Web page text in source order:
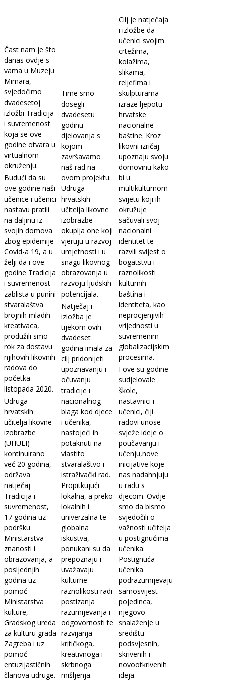
Čast nam je što
danas ovdje s
vama u Muzeju
Mimara,
svjedočimo
dvadesetoj
izložbi Tradicija
i suvremenost
koja se ove
godine otvara u
virtualnom
okruženju.
Budući da su
ove godine naši
učenice i učenici
nastavu pratili
na daljinu iz
svojih domova
zbog epidemije
Covid-a 19, a u
želji da i ove
godine Tradicija
i suvremenost
zablista u punini
stvaralaštva
brojnih mladih
kreativaca,
produžili smo
rok za dostavu
njihovih likovnih
radova do
početka
listopada 2020.
Udruga
hrvatskih
učitelja likovne
izobrazbe
(UHULI)
kontinuirano
već 20 godina,
održava
natječaj
Tradicija i
suvremenost,
17 godina uz
podršku
Ministarstva
znanosti i
obrazovanja, a
posljednjih
godina uz
pomoć
Ministarstva
kulture,
Gradskog ureda
za kulturu grada
Zagreba i uz
pomoć
entuzijastičnih
članova udruge.
Time smo
dosegli
dvadesetu
godinu
djelovanja s
kojom
završavamo
naš rad na
ovom projektu.
Udruga
hrvatskih
učitelja likovne
izobrazbe
okuplja one koji
vjeruju u razvoj
umjetnosti i u
snagu likovnog
obrazovanja u
razvoju ljudskih
potencijala.
Natječaj i
izložba je
tijekom ovih
dvadeset
godina imala za
cilj pridonijeti
upoznavanju i
očuvanju
tradicije i
nacionalnog
blaga kod djece
i učenika,
nastojeći ih
potaknuti na
vlastito
stvaralaštvo i
istraživački rad.
Propitkujući
lokalna, a preko
lokalnih i
univerzalna te
globalna
iskustva,
ponukani su da
prepoznaju i
uvažavaju
kulturne
raznolikosti radi
postizanja
razumijevanja i
odgovornosti te
razvijanja
kritičkoga,
kreativnoga i
skrbnoga
mišljenja.
Cilj je natječaja
i izložbe da
učenici svojim
crtežima,
kolažima,
slikama,
reljefima i
skulpturama
izraze ljepotu
hrvatske
nacionalne
baštine. Kroz
likovni izričaj
upoznaju svoju
domovinu kako
bi u
multikulturnom
svijetu koji ih
okružuje
sačuvali svoj
nacionalni
identitet te
razvili svijest o
bogatstvu i
raznolikosti
kulturnih
baština i
identiteta, kao
neprocjenjivih
vrijednosti u
suvremenim
globalizacijskim
procesima.
I ove su godine
sudjelovale
škole,
nastavnici i
učenici, čiji
radovi unose
svježe ideje o
poučavanju i
učenju,nove
inicijative koje
nas nadahnjuju
u radu s
djecom. Ovdje
smo da bismo
svjedočili o
važnosti učitelja
u postignućima
učenika.
Postignuća
učenika
podrazumijevaju
samosvijest
pojedinca,
njegovo
snalaženje u
središtu
podsvjesnih,
skrivenih i
novootkrivenih
ideja.